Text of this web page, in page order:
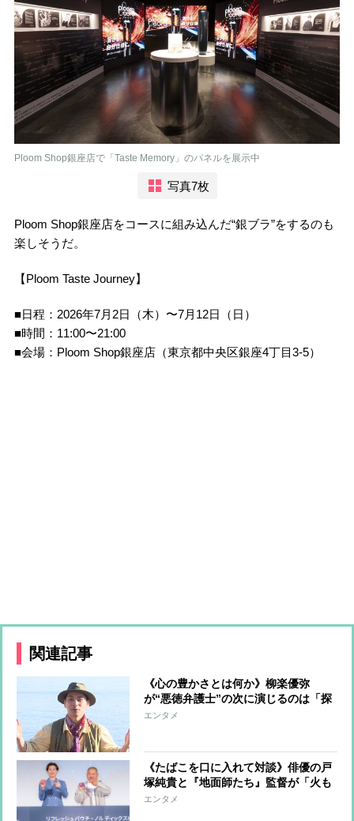
Ploom Shop銀座店で「Taste Memory」のパネルを展示中
写真7枚
Ploom Shop銀座店をコースに組み込んだ“銀ブラ”をするのも
楽しそうだ。
【Ploom Taste Journey】
■日程：2026年7月2日（木）〜7月12日（日）
■時間：11:00〜21:00
■会場：Ploom Shop銀座店（東京都中央区銀座4丁目3-5）
関連記事
《心の豊かさとは何か》柳楽優弥
が“悪徳弁護士”の次に演じるのは「探
検家」、新CMのウラ側をレポート
エンタメ
《たばこを口に入れて対談》俳優の戸
塚純貴と『地面師たち』監督が「火も
煙も臭いもない」新しいたばこを体験
エンタメ